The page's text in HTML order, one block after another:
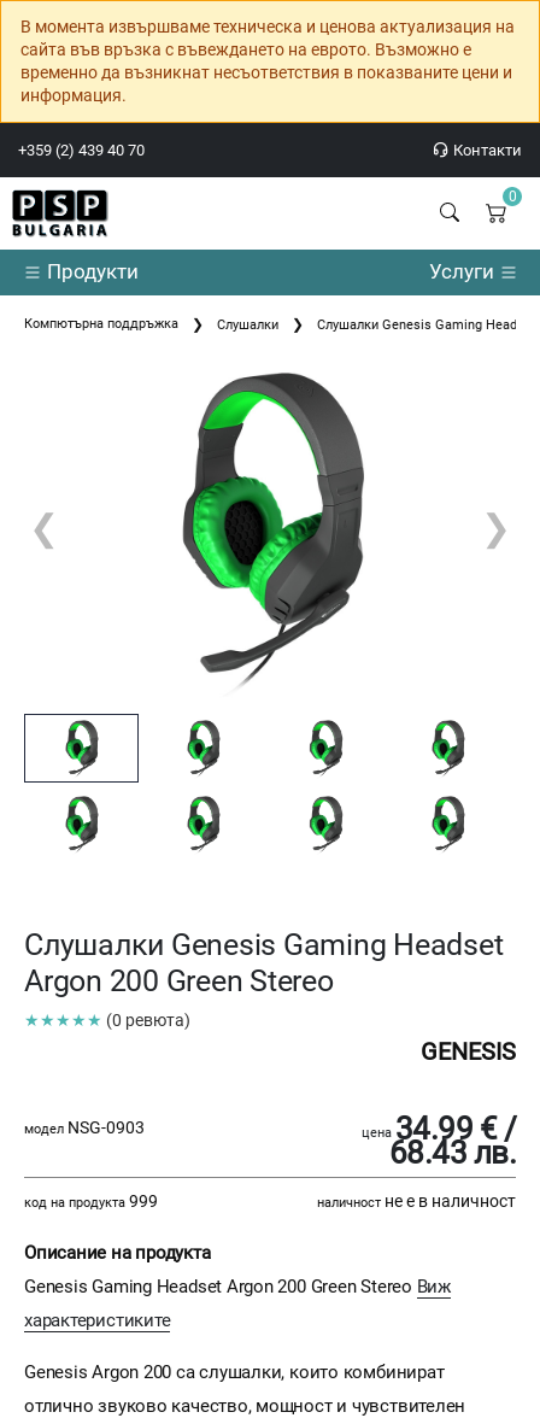
В момента извършваме техническа и ценова актуализация на
сайта във връзка с въвеждането на еврото. Възможно е
временно да възникнат несъответствия в показваните цени и
информация.
+359 (2) 439 40 70 Контакти
0
Продукти Услуги
Компютърна поддръжка Слушалки Слушалки Genesis Gaming Headset
❮ ❯
Слушалки Genesis Gaming Headset
Argon 200 Green Stereo
★★★★★ (0 ревюта)
GENESIS
модел NSG-0903 цена 34.99 € /
68.43 лв.
код на продукта 999 наличност не е в наличност
Описание на продукта
Genesis Gaming Headset Argon 200 Green Stereo Виж
характеристиките
Genesis Argon 200 са слушалки, които комбинират
отлично звуково качество, мощност и чувствителен